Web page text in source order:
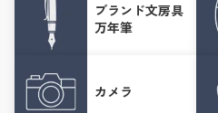
ブランド文房具
万年筆
カメラ